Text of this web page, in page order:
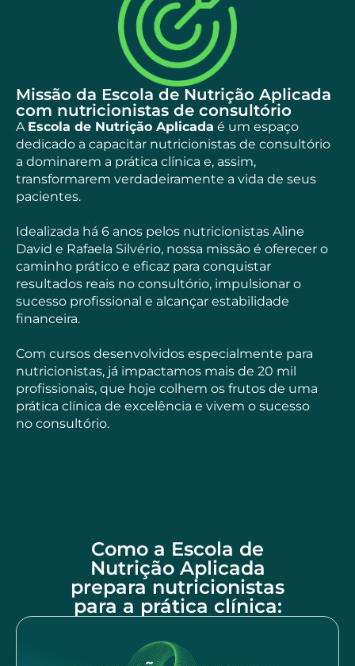
Missão da Escola de Nutrição Aplicada
com nutricionistas de consultório
A Escola de Nutrição Aplicada é um espaço
dedicado a capacitar nutricionistas de consultório
a dominarem a prática clínica e, assim,
transformarem verdadeiramente a vida de seus
pacientes.
Idealizada há 6 anos pelos nutricionistas Aline
David e Rafaela Silvério, nossa missão é oferecer o
caminho prático e eficaz para conquistar
resultados reais no consultório, impulsionar o
sucesso profissional e alcançar estabilidade
financeira.
Com cursos desenvolvidos especialmente para
nutricionistas, já impactamos mais de 20 mil
profissionais, que hoje colhem os frutos de uma
prática clínica de excelência e vivem o sucesso
no consultório.
Como a Escola de
Nutrição Aplicada
prepara nutricionistas
para a prática clínica: